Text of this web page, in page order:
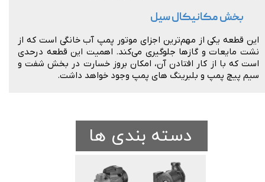
بخش مکانیکال سیل
این قطعه یکی از مهم‌ترین اجزای موتور پمپ آب خانگی است که از
نشت مایعات و گازها جلوگیری می‌کند. اهمیت این قطعه درحدی
است که با از کار افتادن آن، امکان بروز خسارت در بخش شفت و
سیم پیچ پمپ و بلبرینگ های پمپ وجود خواهد داشت.
دسته بندی ها